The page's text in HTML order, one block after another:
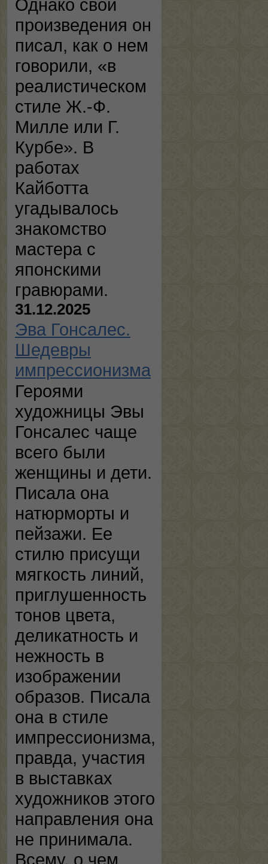
Однако свои
произведения он
писал, как о нем
говорили, «в
реалистическом
стиле Ж.-Ф.
Милле или Г.
Курбе». В
работах
Кайботта
угадывалось
знакомство
мастера с
японскими
гравюрами.
31.12.2025
Эва Гонсалес.
Шедевры
импрессионизма
Героями
художницы Эвы
Гонсалес чаще
всего были
женщины и дети.
Писала она
натюрморты и
пейзажи. Ее
стилю присущи
мягкость линий,
приглушенность
тонов цвета,
деликатность и
нежность в
изображении
образов. Писала
она в стиле
импрессионизма,
правда, участия
в выставках
художников этого
направления она
не принимала.
Всему, о чем